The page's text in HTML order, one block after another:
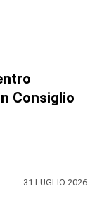
Consiglio
31 LUGLIO 2026